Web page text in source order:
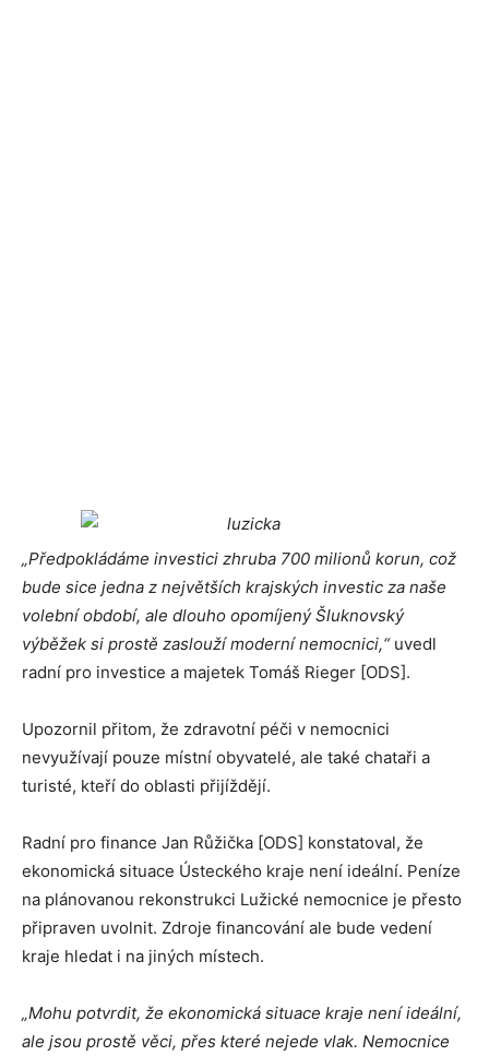
„Předpokládáme investici zhruba 700 milionů korun, což
bude sice jedna z největších krajských investic za naše
volební období, ale dlouho opomíjený Šluknovský
výběžek si prostě zaslouží moderní nemocnici,“uvedl
radní pro investice a majetek Tomáš Rieger [ODS].
Upozornil přitom, že zdravotní péči v nemocnici
nevyužívají pouze místní obyvatelé, ale také chataři a
turisté, kteří do oblasti přijíždějí.
Radní pro finance Jan Růžička [ODS] konstatoval, že
ekonomická situace Ústeckého kraje není ideální. Peníze
na plánovanou rekonstrukci Lužické nemocnice je přesto
připraven uvolnit. Zdroje financování ale bude vedení
kraje hledat i na jiných místech.
„Mohu potvrdit, že ekonomická situace kraje není ideální,
ale jsou prostě věci, přes které nejede vlak. Nemocnice